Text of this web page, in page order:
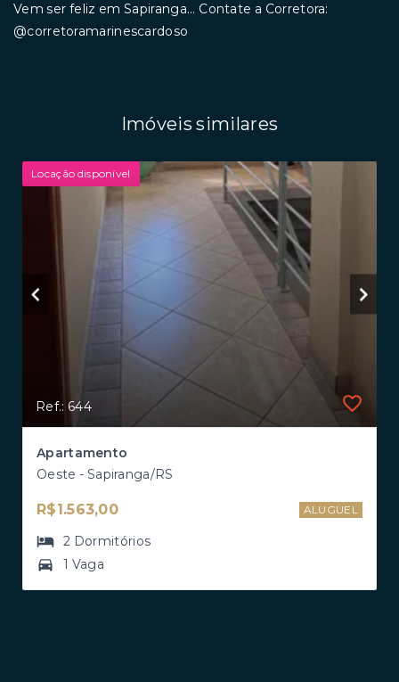
Vem ser feliz em Sapiranga... Contate a Corretora:
@corretoramarinescardoso
Imóveis similares
Locação disponível
Ref.: 644
Apartamento
Oeste - Sapiranga/RS
R$1.563,00 ALUGUEL
2 Dormitórios
1 Vaga